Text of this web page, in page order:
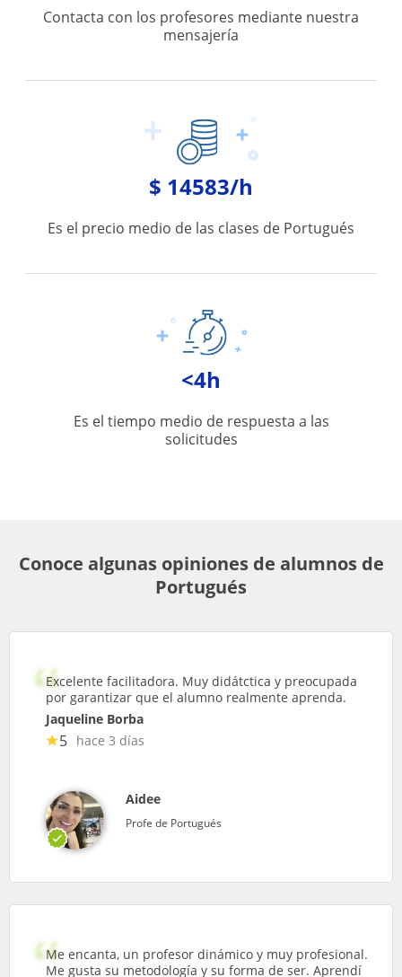
Contacta con los profesores mediante nuestra
mensajería
$ 14583/h
Es el precio medio de las clases de Portugués
<4h
Es el tiempo medio de respuesta a las
solicitudes
Conoce algunas opiniones de alumnos de
Portugués
Excelente facilitadora. Muy didátctica y preocupada
por garantizar que el alumno realmente aprenda.
Jaqueline Borba
5 hace 3 días
Aidee
Profe de Portugués
Me encanta, un profesor dinámico y muy profesional.
Me gusta su metodología y su forma de ser. Aprendí